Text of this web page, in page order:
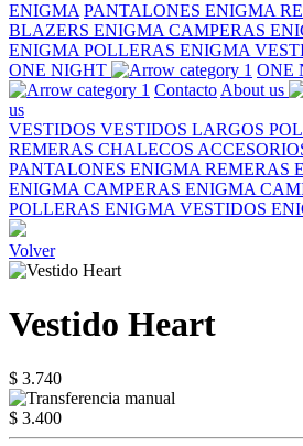
ENIGMA PANTALONES ENIGMA
BLAZERS ENIGMA CAMPERAS
ENIGMA POLLERAS ENIGMA
ONE NIGHT
ONE
Contacto About us
us
VESTIDOS VESTIDOS LARGOS
REMERAS CHALECOS
PANTALONES ENIGMA REMERAS
ENIGMA CAMPERAS ENIGMA
POLLERAS ENIGMA VESTIDOS
Volver
Vestido Heart
$ 3.740
$ 3.400